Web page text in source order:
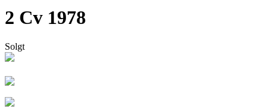
2 Cv 1978
Solgt